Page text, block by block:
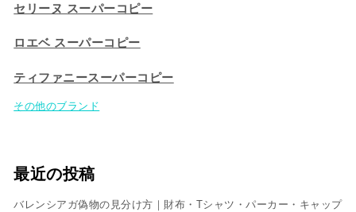
セリーヌ スーパーコピー​
ロエベ スーパーコピー
ティファニースーパーコピー
その他のブランド
最近の投稿
バレンシアガ偽物の見分け方｜財布・Tシャツ・パーカー・キャップ